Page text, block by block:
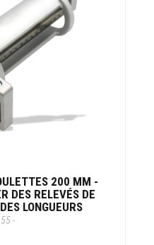
200 MM -
DES RELEVÉS DE
LONGUEURS
-